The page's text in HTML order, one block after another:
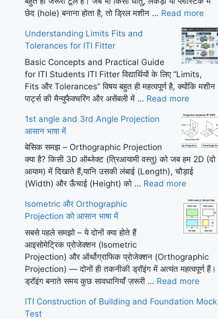
छेद (hole) बनाना होता है, तो ड्रिल मशीन … Read more
Understanding Limits Fits and
Tolerances for ITI Fitter
Basic Concepts and Practical Guide
for ITI Students ITI Fitter विद्यार्थियों के लिए “Limits,
Fits और Tolerances” विषय बहुत ही महत्वपूर्ण है, क्योंकि मशीन
पार्ट्स की मैन्युफैक्चरिंग और असेंबली में … Read more
1st angle and 3rd Angle Projection
आसान भाषा में
बेसिक समझ – Orthographic Projection
क्या है? किसी 3D ऑब्जेक्ट (त्रिआयामी वस्तु) को जब हम 2D (दो
आयाम) में दिखाते हैं,यानि उसकी लंबाई (Length), चौड़ाई
(Width) और ऊँचाई (Height) को … Read more
Isometric और Orthographic
Projection को आसान भाषा में
सबसे पहले समझो – ये दोनों क्या होते हैं
आइसोमेट्रिक प्रोजेक्शन (Isometric
Projection) और ऑर्थोग्राफिक प्रोजेक्शन (Orthographic
Projection) — दोनों ही तकनीकी ड्रॉइंग में अत्यंत महत्वपूर्ण हैं।
ड्रॉइंग बनाते समय कुछ सावधानियाँ ज़रूरी … Read more
ITI Construction of Building and Foundation Mock
Test